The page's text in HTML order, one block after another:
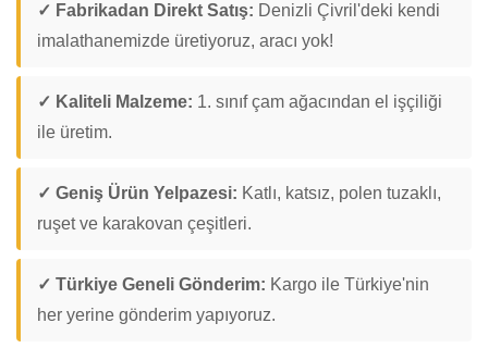
✓ Fabrikadan Direkt Satış: Denizli Çivril'deki kendi
imalathanemizde üretiyoruz, aracı yok!
✓ Kaliteli Malzeme: 1. sınıf çam ağacından el işçiliği
ile üretim.
✓ Geniş Ürün Yelpazesi: Katlı, katsız, polen tuzaklı,
ruşet ve karakovan çeşitleri.
✓ Türkiye Geneli Gönderim: Kargo ile Türkiye'nin
her yerine gönderim yapıyoruz.